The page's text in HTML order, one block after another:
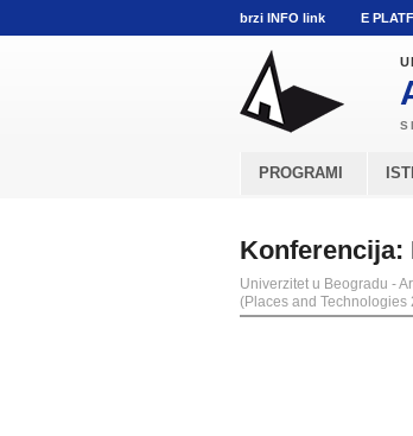
brzi INFO link E
PROGRAMI
Konferencija:
Univerzitet u Beogradu -
(Places and Technologies